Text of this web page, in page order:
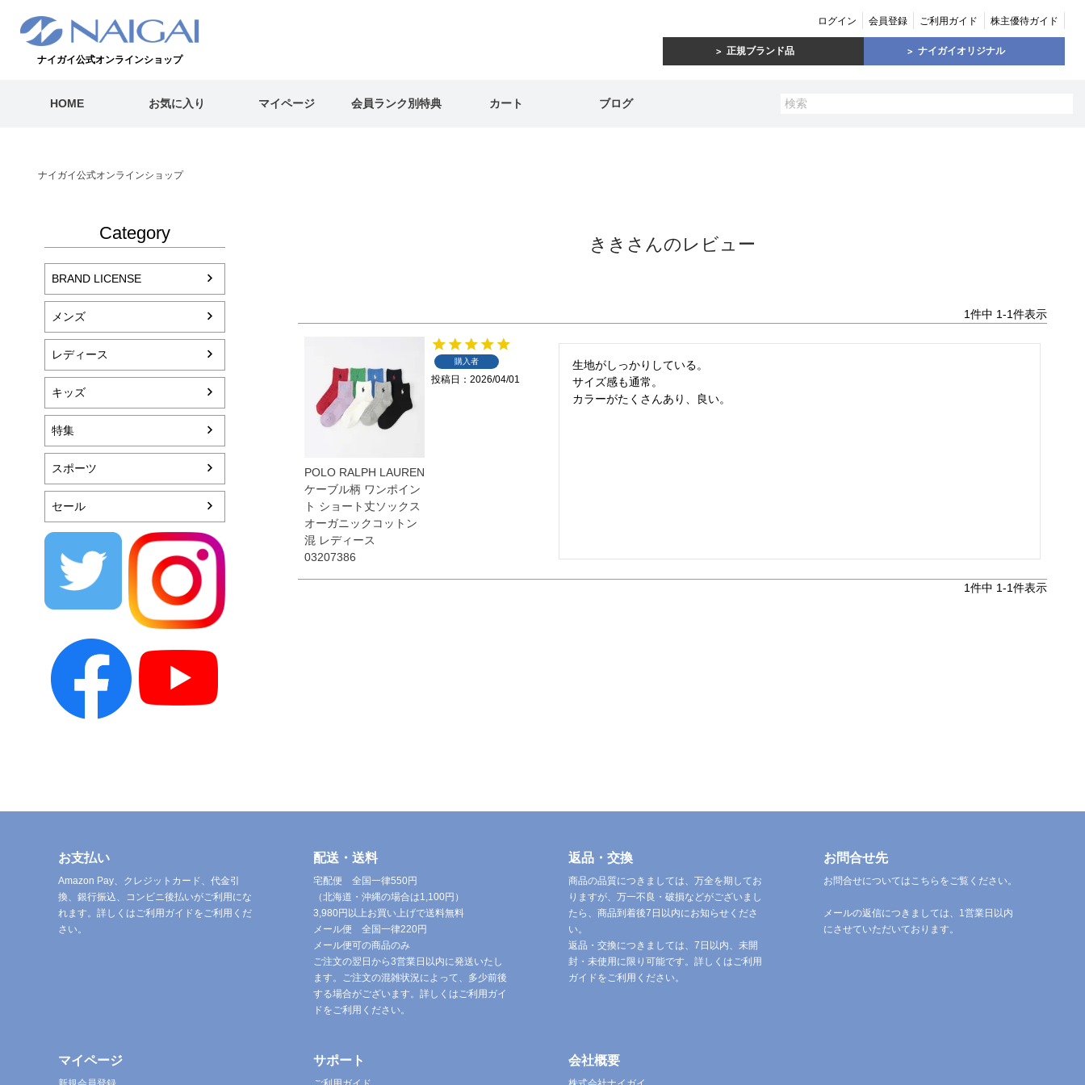
ナイガイ公式オンラインショップ
ログイン 会員登録 ご利用ガイド 株主優待ガイド
正規ブランド品 ナイガイオリジナル
HOME お気に入り マイページ 会員ランク別特典 カート ブログ
ナイガイ公式オンラインショップ
Category
BRAND LICENSE
メンズ
レディース
キッズ
特集
スポーツ
セール
ききさんのレビュー
1件中 1-1件表示
POLO RALPH LAUREN
ケーブル柄 ワンポイン
ト ショート丈ソックス
オーガニックコットン
混 レディース
03207386
購入者
投稿日 2026/04/01
生地がしっかりしている。
サイズ感も通常。
カラーがたくさんあり、良い。
1件中 1-1件表示
お支払い
Amazon Pay、クレジットカード、代金引
換、銀行振込、コンビニ後払いがご利用にな
れます。詳しくはご利用ガイドをご利用くだ
さい。
配送・送料
宅配便 全国一律550円
（北海道・沖縄の場合は1,100円）
3,980円以上お買い上げで送料無料
メール便 全国一律220円
メール便可の商品のみ
ご注文の翌日から3営業日以内に発送いたし
ます。ご注文の混雑状況によって、多少前後
する場合がございます。詳しくはご利用ガイ
ドをご利用ください。
返品・交換
商品の品質につきましては、万全を期してお
りますが、万一不良・破損などがございまし
たら、商品到着後7日以内にお知らせくださ
い。
返品・交換につきましては、7日以内、未開
封・未使用に限り可能です。詳しくはご利用
ガイドをご利用ください。
お問合せ先
お問合せについてはこちらをご覧ください。
メールの返信につきましては、1営業日以内
にさせていただいております。
マイページ サポート 会社概要